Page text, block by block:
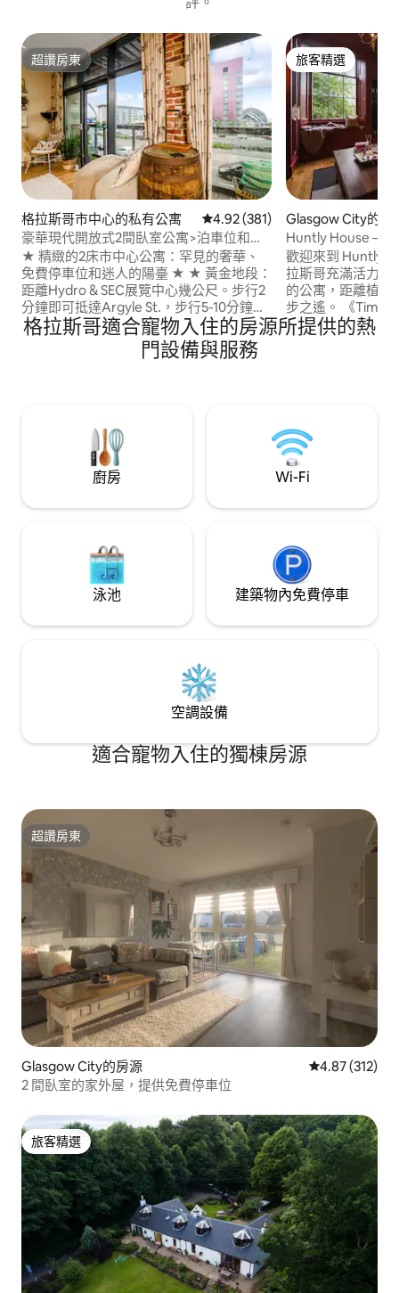
超讚房東
超讚房東
格拉斯哥市中心的私有公寓 從 381 則評價中獲得 4.92 的平
4.92 (381)
豪華現代開放式2間臥室公寓>泊車位和陽
台
★ 精緻的2床市中心公寓：罕見的奢華、
免費停車位和迷人的陽臺 ★ ★ 黃金地段：
距離Hydro & SEC展覽中心幾公尺。步行2
分鐘即可抵達Argyle St.，步行5-10分鐘即
可抵達市中心 ★ ★ 閃電般快速的 Sky 寬
頻：105mbps +無縫連接 ★ ★ 沉浸式娛
樂：客廳有 55 吋智慧電視，主臥室有 32
旅客精選
旅客精選
Glasgow City的公
Huntly House –迷
歡迎來到 Huntly
拉斯哥充滿活力的
的公寓，距離植物
步之遙。 《Timeout》雜誌評選的格拉斯
哥十大 Airbnb 房源 這間獨一無二的房
括： 高速無線網
格拉斯哥適合寵物入住的房源所提供的熱
門設備與服務
廚房 Wi-Fi
泳池 建築物內免費停車
空調設備
適合寵物入住的獨棟房源
超讚房東
超讚房東
Glasgow City的房源 從 312 則評價
4.87 (312)
2 間臥室的家外屋，提供免費停車位
旅客精選
旅客精選